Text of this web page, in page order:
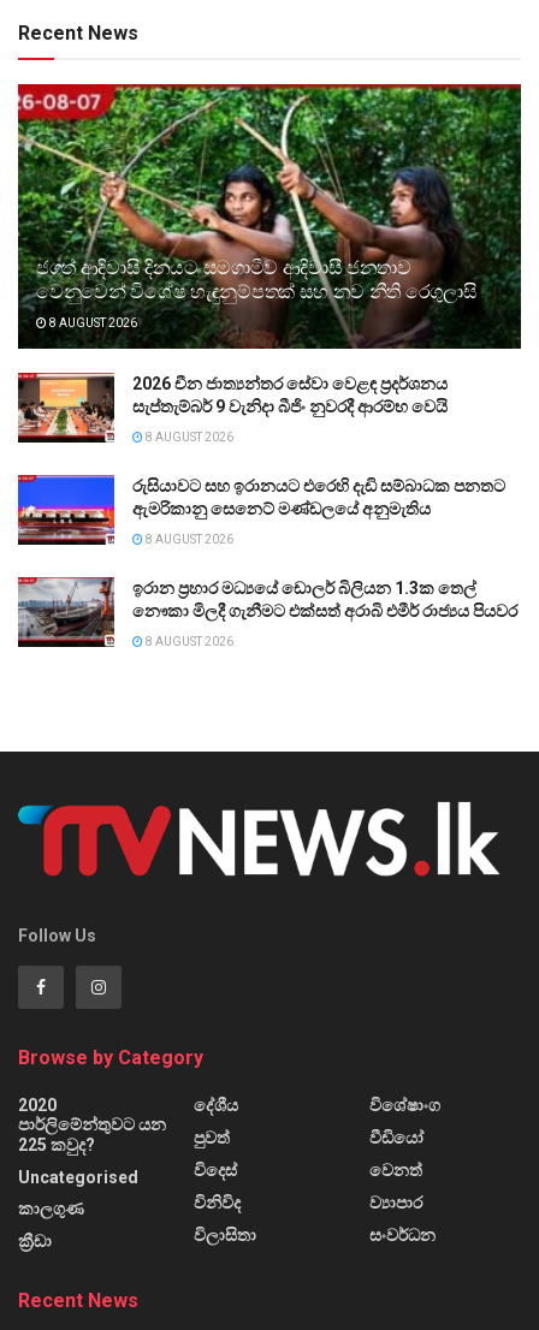
Recent News
ජගත් ආදිවාසි දිනයට සමගාමීව ආදිවාසී ජනතාව
වෙනුවෙන් විශේෂ හැඳුනුම්පතක් සහ නව නීති රෙගුලාසි
8 AUGUST 2026
2026 චීන ජාත්‍යන්තර සේවා වෙළඳ ප්‍රදර්ශනය
සැප්තැම්බර් 9 වැනිදා බීජිං නුවරදී ආරම්භ වෙයි
8 AUGUST 2026
රුසියාවට සහ ඉරානයට එරෙහි දැඩි සම්බාධක පනතට
ඇමරිකානු සෙනෙට් මණ්ඩලයේ අනුමැතිය
8 AUGUST 2026
ඉරාන ප්‍රහාර මධ්‍යයේ ඩොලර් බිලියන 1.3ක තෙල්
නෞකා මිලදී ගැනීමට එක්සත් අරාබි එමීර් රාජ්‍යය පියවර
8 AUGUST 2026
Follow Us
Browse by Category
2020
පාර්ලිමේන්තුවට යන
225 කවුද?
Uncategorised
කාලගුණ
ක්‍රීඩා
දේශීය
පුවත්
විදෙස්
විනිවිද
විලාසිතා
විශේෂාංග
වීඩියෝ
වෙනත්
ව්‍යාපාර
සංවර්ධන
Recent News